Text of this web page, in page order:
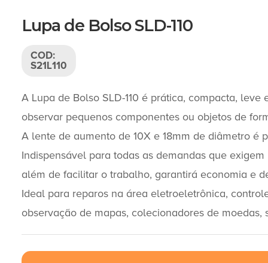
Lupa de Bolso SLD-110
COD:
S21L110
A Lupa de Bolso SLD-110 é prática, compacta,
observar pequenos componentes ou objetos de
A lente de aumento de 10X e 18mm de diâmetro é
Indispensável para todas as demandas que
além de facilitar o trabalho, garantirá economia e
Ideal para reparos na área eletroeletrônica,
observação de mapas, colecionadores de